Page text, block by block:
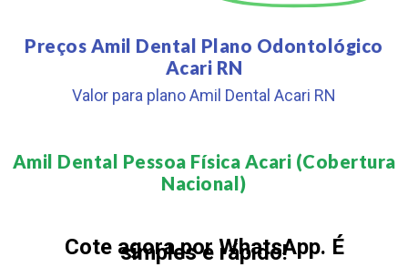
Preços Amil Dental Plano Odontológico
Acari RN
Valor para plano Amil Dental Acari RN
Amil Dental Pessoa Física Acari (Cobertura
Nacional)​
Cote agora por WhatsApp. É
simples e rápido!